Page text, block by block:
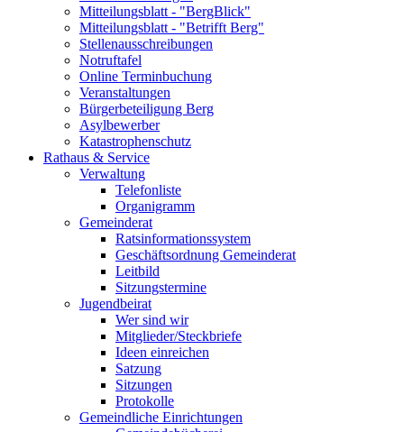
Mitteilungsblatt - "BergBlick"
Mitteilungsblatt - "Betrifft Berg"
Stellenausschreibungen
Notruftafel
Online Terminbuchung
Veranstaltungen
Bürgerbeteiligung Berg
Asylbewerber
Katastrophenschutz
Rathaus & Service
Verwaltung
Telefonliste
Organigramm
Gemeinderat
Ratsinformationssystem
Geschäftsordnung Gemeinderat
Leitbild
Sitzungstermine
Jugendbeirat
Wer sind wir
Mitglieder/Steckbriefe
Ideen einreichen
Satzung
Sitzungen
Protokolle
Gemeindliche Einrichtungen